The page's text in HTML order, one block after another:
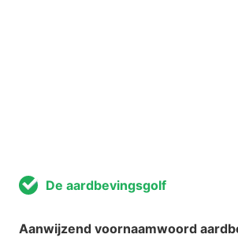
De aardbevingsgolf
Aanwijzend voornaamwoord